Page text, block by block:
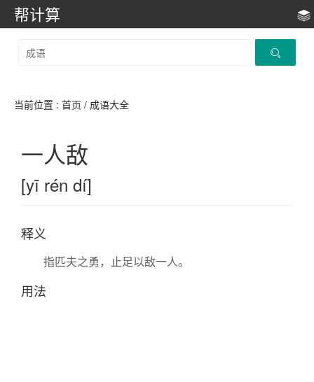
帮计算
当前位置 : 首页 / 成语大全
一人敌
[yī rén dí]
释义
指匹夫之勇，止足以敌一人。
用法